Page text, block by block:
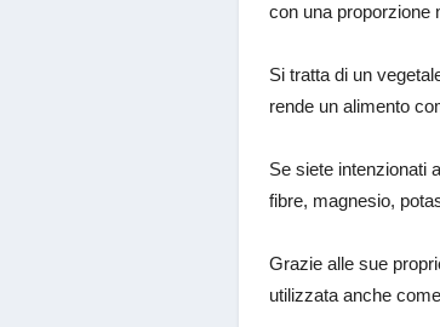
con una proporzione
Si tratta di un
rende un alimento
Se siete intenzionati
fibre, magnesio,
Grazie alle sue
utilizzata anche